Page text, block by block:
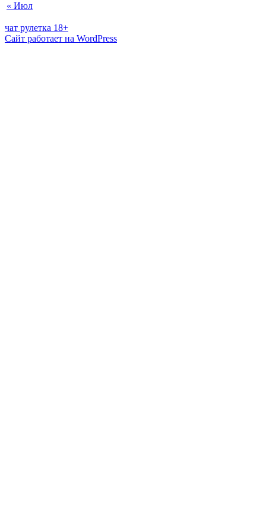
« Июл
чат рулетка 18+
Сайт работает на WordPress